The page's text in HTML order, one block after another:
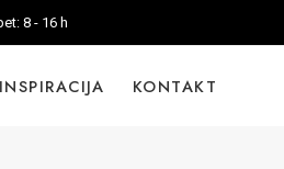
8 - 16 h
INSPIRACIJA KONTAKT